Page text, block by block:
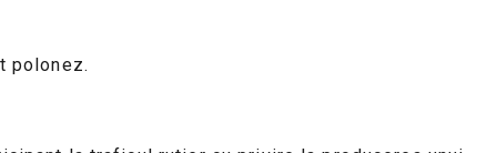
polonez.